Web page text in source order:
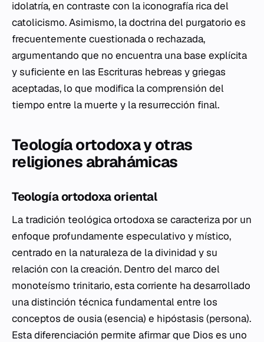
idolatría, en contraste con la iconografía rica del
catolicismo. Asimismo, la doctrina del purgatorio es
frecuentemente cuestionada o rechazada,
argumentando que no encuentra una base explícita
y suficiente en las Escrituras hebreas y griegas
aceptadas, lo que modifica la comprensión del
tiempo entre la muerte y la resurrección final.
Teología ortodoxa y otras
religiones abrahámicas
Teología ortodoxa oriental
La tradición teológica ortodoxa se caracteriza por un
enfoque profundamente especulativo y místico,
centrado en la naturaleza de la divinidad y su
relación con la creación. Dentro del marco del
monoteísmo trinitario, esta corriente ha desarrollado
una distinción técnica fundamental entre los
conceptos de ousia(esencia) e hipóstasis (persona).
Esta diferenciación permite afirmar que Dios es uno